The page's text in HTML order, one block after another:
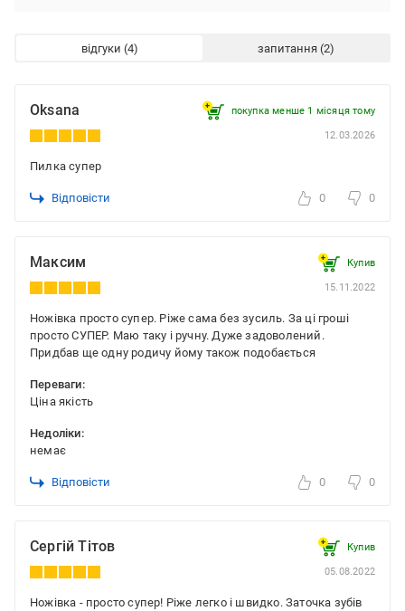
відгуки запитання
Oksana покупка менше 1 місяця томy
12.03.2026
Пилка супер
Відповісти 0 0
Максим Купив
15.11.2022
Ножівка просто супер. Ріже сама без зусиль. За ці гроші
просто СУПЕР. Маю таку і ручну. Дуже задоволений.
Придбав ще одну родичу йому також подобається
Переваги:
Ціна якість
Недоліки:
немає
Відповісти 0 0
Сергій Тітов Купив
05.08.2022
Ножівка - просто супер! Ріже легко і швидко. Заточка зубів